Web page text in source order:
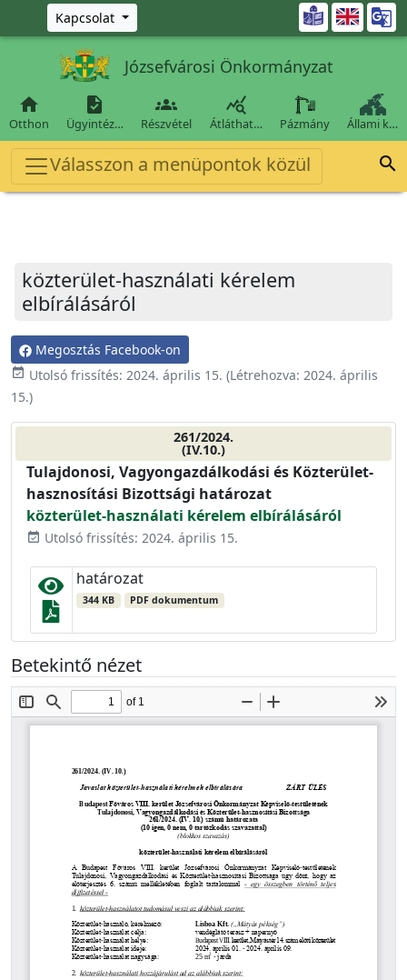
Ugrás a fő tartalomra
Kapcsolat 
Józsefvárosi Önkormányzat

Otthon

Ügyintéz…

Részvétel

Átláthat… Pázmány Állami k…
Válasszon a menüpontok közül 
közterület-használati kérelem
elbírálásáról
Megosztás Facebook-on
event_available Utolsó frissítés: 2024. április 15. (Létrehozva: 2024. április
15.)
261/2024.
(IV.10.)
Tulajdonosi, Vagyongazdálkodási és Közterület-
hasznosítási Bizottsági határozat
közterület-használati kérelem elbírálásáról
event_available Utolsó frissítés: 2024. április 15.
határozat
344 KB PDF dokumentum
Betekintő nézet